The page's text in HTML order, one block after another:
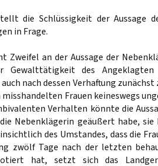
die Schlüssigkeit der Aussage
in Frage.
Zweifel an der Aussage der
Gewalttätigkeit des
nach dessen Verhaftung
Frauen keineswegs
Verhalten könnte die
Nebenklägerin geäußert habe,
des Umstandes, dass die
zwölf Tage nach der letzten
hat, setzt sich das